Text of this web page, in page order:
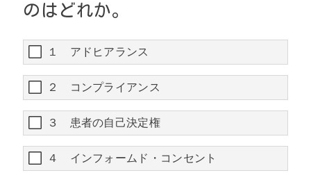
のはどれか。
１ アドヒアランス
２ コンプライアンス
３ 患者の自己決定権
４ インフォームド・コンセント